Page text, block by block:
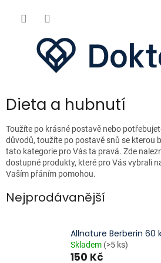
Dieta a hubnutí
Toužíte po krásné postavě nebo
důvodů, toužíte po postavě snů se kterou
tato kategorie pro Vás ta pravá. Zde
dostupné produkty, které pro Vás vybrali
Vaším přáním pomohou.
Nejprodávanější
Allnature Berberin 60
Skladem (>5 ks)
150 Kč